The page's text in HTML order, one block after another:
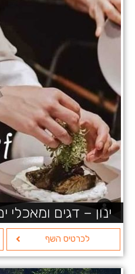
ינון – דגים ומאכלי
לכרטיס השף